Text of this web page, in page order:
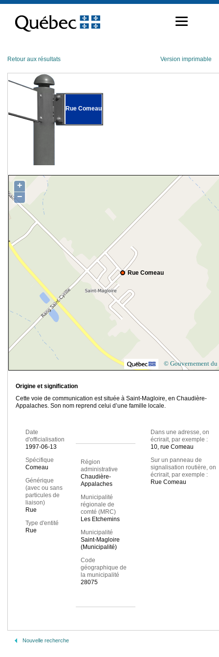
contenu
Retour aux résultats Version imprimable
Rue Comeau
Rue Comeau
+
−
© Gouvernement du
Origine et signification
Cette voie de communication est située à Saint-Magloire, en Chaudière-
Appalaches. Son nom reprend celui d’une famille locale.
Date
d'officialisation
1997-06-13
Spécifique
Comeau
Générique
(avec ou sans
particules de
liaison)
Rue
Type d'entité
Rue
Région
administrative
Chaudière-
Appalaches
Municipalité
régionale de
comté (MRC)
Les Etchemins
Municipalité
Saint-Magloire
(Municipalité)
Code
géographique de
la municipalité
28075
Dans une adresse, on
écrirait, par exemple :
10, rue Comeau
Sur un panneau de
signalisation routière, on
écrirait, par exemple :
Rue Comeau
Nouvelle recherche